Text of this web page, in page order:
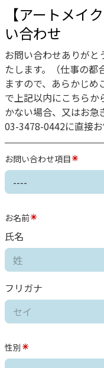
【アートメイ
い合わせ
お問い合わせありがと
たします。（仕事の都
ますので、あらかじ
で上記以内にこちら
かない場合、又はお急
03-3478-0442に直接
お問い合わせ項目
お名前
氏名
フリガナ
性別